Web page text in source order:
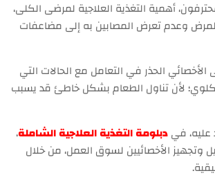
أهمية التغذية العلاجية لمرضى الكلى،
وعدم تعرض المصابين به إلى مضاعفات
الأخصائي الحذر في التعامل مع الحالات التي
لأن تناول الطعام بشكل خاطئ قد يسبب
عليه، فيدبلومة التغذية العلاجية الشاملة،
وتجهيز الأخصائيين لسوق العمل، من خلال